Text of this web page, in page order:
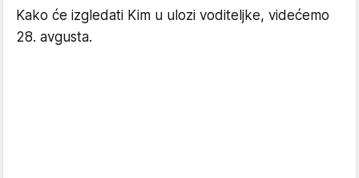
Kako će izgledati Kim u ulozi voditeljke, videćemo
28. avgusta.